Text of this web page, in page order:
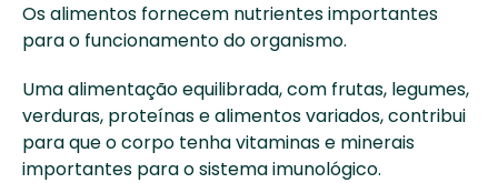
Os alimentos fornecem nutrientes importantes
para o funcionamento do organismo.
Uma alimentação equilibrada, com frutas, legumes,
verduras, proteínas e alimentos variados, contribui
para que o corpo tenha vitaminas e minerais
importantes para o sistema imunológico.